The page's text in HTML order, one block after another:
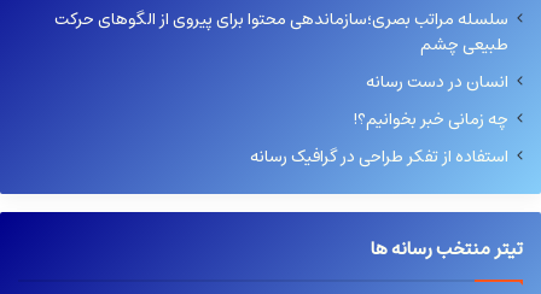
سلسله مراتب بصری؛سازماندهی محتوا برای پیروی از الگوهای حرکت
طبیعی چشم
انسان در دست رسانه
چه زمانی خبر بخوانیم؟!
استفاده از تفکر طراحی در گرافیک رسانه
تیتر منتخب رسانه ها